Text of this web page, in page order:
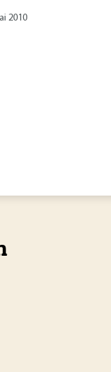
2010